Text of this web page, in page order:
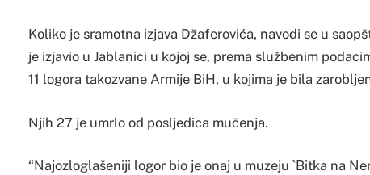
Koliko je sramotna izjava Džaferovića, navodi se u
je izjavio u Jablanici u kojoj se, prema službenim
11 logora takozvane Armije BiH, u kojima je bila
Njih 27 je umrlo od posljedica mučenja.
“Najozloglašeniji logor bio je onaj u muzeju `Bitka na